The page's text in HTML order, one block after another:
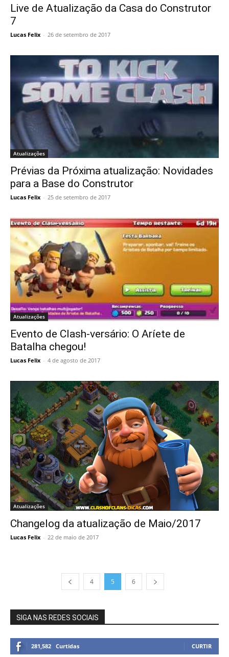
Live de Atualização da Casa do Construtor
7
Lucas Felix - 26 de setembro de 2017
Atualizações
Prévias da Próxima atualização: Novidades
para a Base do Construtor
Lucas Felix - 25 de setembro de 2017
Atualizações
Evento de Clash-versário: O Aríete de
Batalha chegou!
Lucas Felix - 4 de agosto de 2017
Atualizações
Changelog da atualização de Maio/2017
Lucas Felix - 22 de maio de 2017
4 5 6
SIGA NAS REDES SOCIAIS
281,582 Curtidas CURTIR